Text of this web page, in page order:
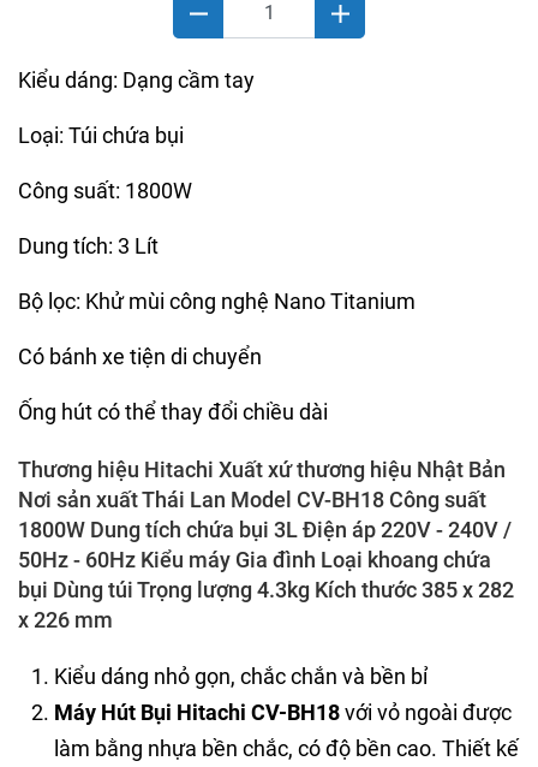
Kiểu dáng: Dạng cầm tay
Loại: Túi chứa bụi
Công suất: 1800W
Dung tích: 3 Lít
Bộ lọc: Khử mùi công nghệ Nano Titanium
Có bánh xe tiện di chuyển
Ống hút có thể thay đổi chiều dài
Thương hiệu Hitachi Xuất xứ thương hiệu Nhật Bản
Nơi sản xuất Thái Lan Model CV-BH18 Công suất
1800W Dung tích chứa bụi 3L Điện áp 220V - 240V /
50Hz - 60Hz Kiểu máy Gia đình Loại khoang chứa
bụi Dùng túi Trọng lượng 4.3kg Kích thước 385 x 282
x 226 mm
Kiểu dáng nhỏ gọn, chắc chắn và bền bỉ
Máy Hút Bụi Hitachi CV-BH18với vỏ ngoài được
làm bằng nhựa bền chắc, có độ bền cao. Thiết kế